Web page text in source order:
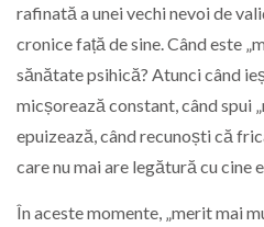
rafinată a unei vechi nevoi de
cronice față de sine. Când este
sănătate psihică? Atunci când
micșorează constant, când spui
epuizează, când recunoști că
care nu mai are legătură cu cine
În aceste momente, „merit mai